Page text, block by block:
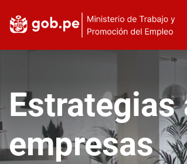
Estrategias
empresas